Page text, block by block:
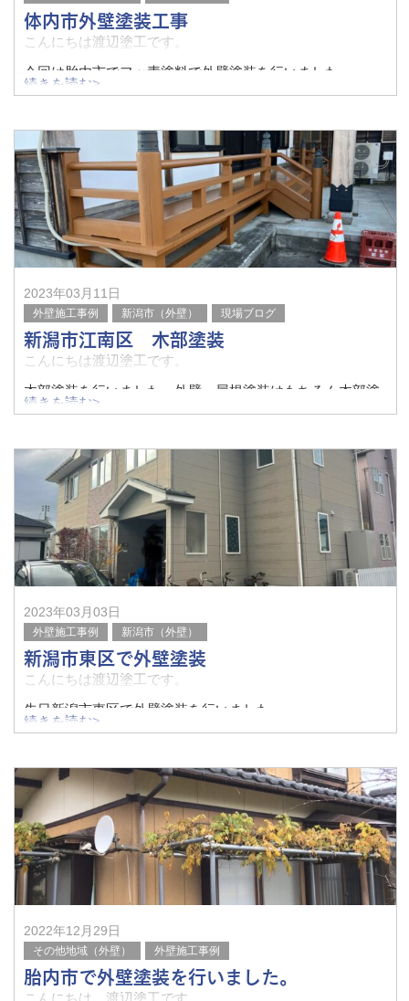
体内市外壁塗装工事
こんにちは渡辺塗工です。
今回は胎内市でフッ素塗料で外壁塗装を行いました。
before
af
続きを読む>
2023年03月11日
外壁施工事例 新潟市（外壁） 現場ブログ
新潟市江南区 木部塗装
こんにちは渡辺塗工です。
木部塗装を行いました、外壁、屋根塗装はもちろん木部塗
装も渡辺塗工にお任せください。
続きを読む>
2023年03月03日
外壁施工事例 新潟市（外壁）
新潟市東区で外壁塗装
こんにちは渡辺塗工です。
先日新潟市東区で外壁塗装を行いました。
無機塗料は材料費はかかりますが今出ている塗料の中で1番
耐久年数がある塗料でリフォームの回数
続きを読む>
2022年12月29日
その他地域（外壁） 外壁施工事例
胎内市で外壁塗装を行いました。
こんにちは、渡辺塗工です。